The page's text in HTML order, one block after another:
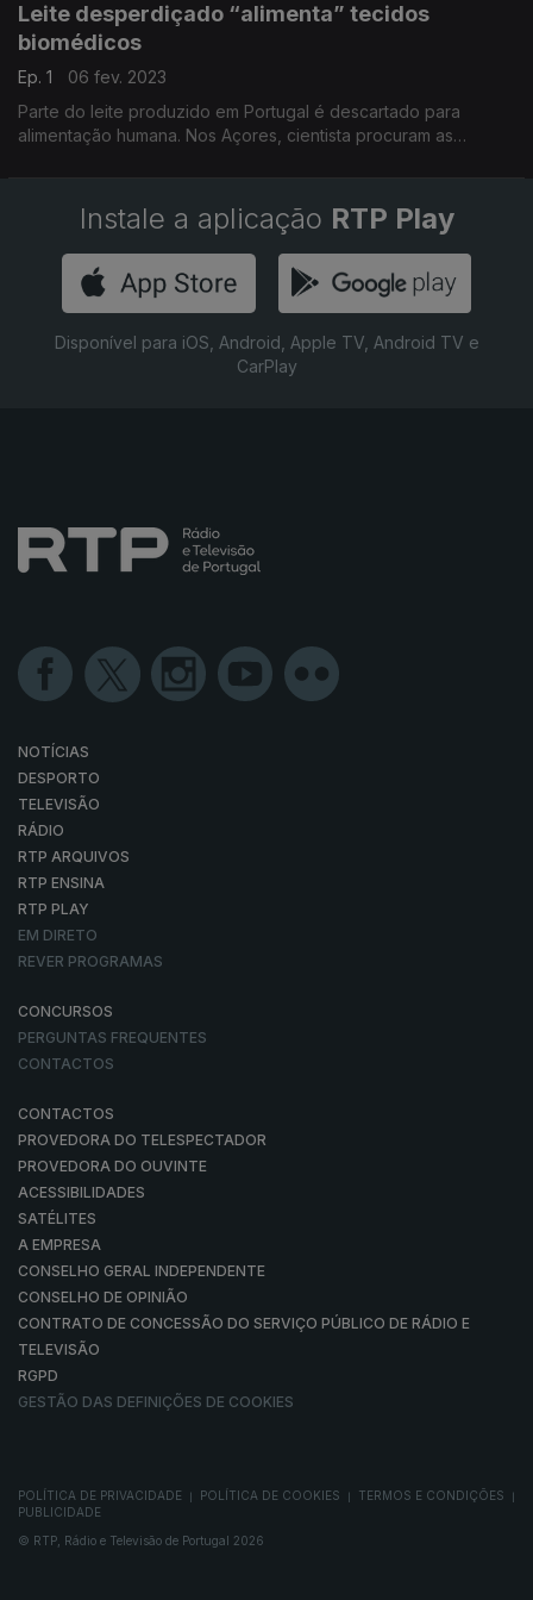
Leite desperdiçado “alimenta” tecidos
biomédicos
Ep. 1
06 fev. 2023
Parte do leite produzido em Portugal é descartado para
alimentação humana. Nos Açores, cientista procuram as
Instale a aplicação RTP Play
Disponível para iOS, Android, Apple TV, Android TV e
CarPlay
NOTÍCIAS
DESPORTO
TELEVISÃO
RÁDIO
RTP ARQUIVOS
RTP ENSINA
RTP PLAY
EM DIRETO
REVER PROGRAMAS
CONCURSOS
PERGUNTAS FREQUENTES
CONTACTOS
CONTACTOS
PROVEDORA DO TELESPECTADOR
PROVEDORA DO OUVINTE
ACESSIBILIDADES
SATÉLITES
A EMPRESA
CONSELHO GERAL INDEPENDENTE
CONSELHO DE OPINIÃO
CONTRATO DE CONCESSÃO DO SERVIÇO PÚBLICO DE RÁDIO E
TELEVISÃO
RGPD
GESTÃO DAS DEFINIÇÕES DE COOKIES
POLÍTICA DE PRIVACIDADE POLÍTICA DE COOKIES TERMOS E CONDIÇÕES
PUBLICIDADE
© RTP, Rádio e Televisão de Portugal 2026